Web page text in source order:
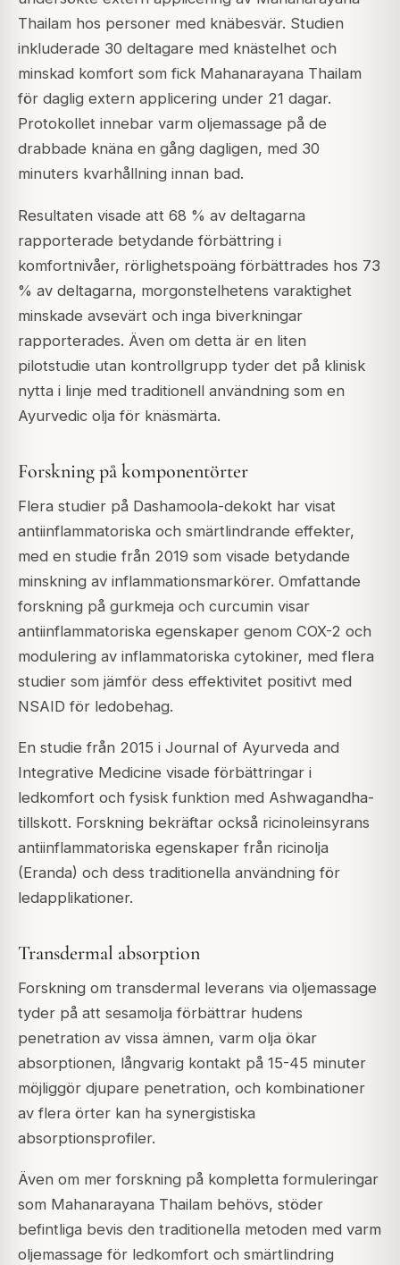
Thailam hos personer med knäbesvär. Studien
inkluderade 30 deltagare med knästelhet och
minskad komfort som fick Mahanarayana Thailam
för daglig extern applicering under 21 dagar.
Protokollet innebar varm oljemassage på de
drabbade knäna en gång dagligen, med 30
minuters kvarhållning innan bad.
Resultaten visade att 68 % av deltagarna
rapporterade betydande förbättring i
komfortnivåer, rörlighetspoäng förbättrades hos 73
% av deltagarna, morgonstelhetens varaktighet
minskade avsevärt och inga biverkningar
rapporterades. Även om detta är en liten
pilotstudie utan kontrollgrupp tyder det på klinisk
nytta i linje med traditionell användning som en
Ayurvedic olja för knäsmärta.
Forskning på komponentörter
Flera studier på Dashamoola-dekokt har visat
antiinflammatoriska och smärtlindrande effekter,
med en studie från 2019 som visade betydande
minskning av inflammationsmarkörer. Omfattande
forskning på gurkmeja och curcumin visar
antiinflammatoriska egenskaper genom COX-2 och
modulering av inflammatoriska cytokiner, med flera
studier som jämför dess effektivitet positivt med
NSAID för ledobehag.
En studie från 2015 i Journal of Ayurveda and
Integrative Medicine visade förbättringar i
ledkomfort och fysisk funktion med Ashwagandha-
tillskott. Forskning bekräftar också ricinoleinsyrans
antiinflammatoriska egenskaper från ricinolja
(Eranda) och dess traditionella användning för
ledapplikationer.
Transdermal absorption
Forskning om transdermal leverans via oljemassage
tyder på att sesamolja förbättrar hudens
penetration av vissa ämnen, varm olja ökar
absorptionen, långvarig kontakt på 15-45 minuter
möjliggör djupare penetration, och kombinationer
av flera örter kan ha synergistiska
absorptionsprofiler.
Även om mer forskning på kompletta formuleringar
som Mahanarayana Thailam behövs, stöder
befintliga bevis den traditionella metoden med varm
oljemassage för ledkomfort och smärtlindring